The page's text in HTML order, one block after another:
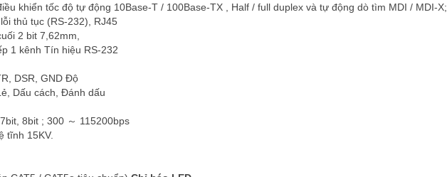
khiển tốc độ tự động 10Base-T / 100Base-TX , Half / full duplex và tự động dò tìm MDI / MDI-X;
thủ tục (RS-232), RJ45
2 bit 7,62mm,
1 kênh Tín hiệu RS-232
DSR, GND Độ
Dấu cách, Đánh dấu
8bit ; 300 ～ 115200bps
tĩnh 15KV.